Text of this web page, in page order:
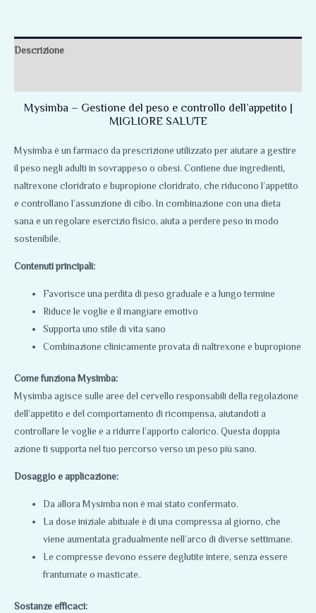
Descrizione
Mysimba – Gestione del peso e controllo dell’appetito |
MIGLIORE SALUTE
Mysimba è un farmaco da prescrizione utilizzato per aiutare a gestire
il peso negli adulti in sovrappeso o obesi. Contiene due ingredienti,
naltrexone cloridrato e bupropione cloridrato, che riducono l’appetito
e controllano l’assunzione di cibo. In combinazione con una dieta
sana e un regolare esercizio fisico, aiuta a perdere peso in modo
sostenibile.
Contenuti principali:
Favorisce una perdita di peso graduale e a lungo termine
Riduce le voglie e il mangiare emotivo
Supporta uno stile di vita sano
Combinazione clinicamente provata di naltrexone e bupropione
Come funziona Mysimba:
Mysimba agisce sulle aree del cervello responsabili della regolazione
dell’appetito e del comportamento di ricompensa, aiutandoti a
controllare le voglie e a ridurre l’apporto calorico. Questa doppia
azione ti supporta nel tuo percorso verso un peso più sano.
Dosaggio e applicazione:
Da allora Mysimba non è mai stato confermato.
La dose iniziale abituale è di una compressa al giorno, che
viene aumentata gradualmente nell’arco di diverse settimane.
Le compresse devono essere deglutite intere, senza essere
frantumate o masticate.
Sostanze efficaci: